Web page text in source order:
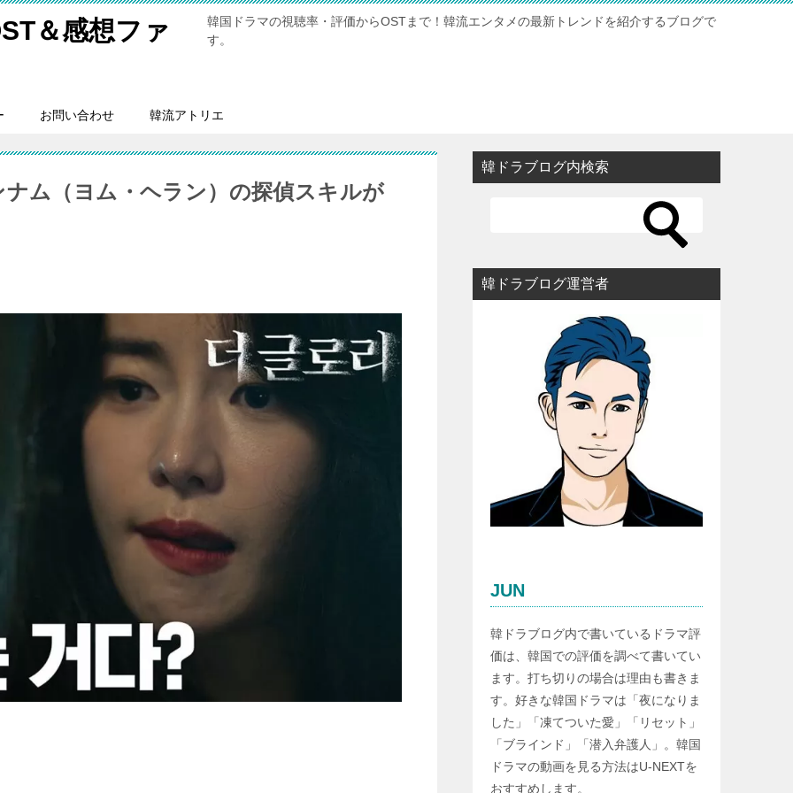
＆感想ファ
韓国ドラマの視聴率・評価からOSTまで！韓流エンタメの最新トレンドを紹介するブログで
す。
お問い合わせ 韓流アトリエ
ム（ヨム・ヘラン）の探偵スキルが
韓ドラブログ内検索
韓ドラブログ運営者
JUN
韓ドラブログ内で書いているドラマ評
価は、韓国での評価を調べて書いてい
ます。打ち切りの場合は理由も書きま
す。好きな韓国ドラマは「夜になりま
した」「凍てついた愛」「リセット」
「ブラインド」「潜入弁護人」。韓国
ドラマの動画を見る方法はU-NEXTを
おすすめします。